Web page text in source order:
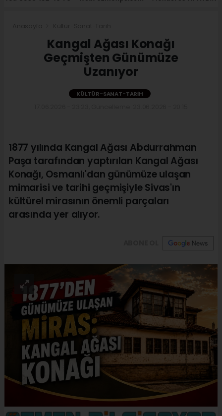
Kangal Ağası Konağı
Geçmişten Günümüze
Uzanıyor
KÜLTÜR-SANAT-TARIH
1877 yılında Kangal Ağası Abdurrahman
Paşa tarafından yaptırılan Kangal Ağası
Konağı, Osmanlı'dan günümüze ulaşan
mimarisi ve tarihi geçmişiyle Sivas'ın
kültürel mirasının önemli parçaları
arasında yer alıyor.